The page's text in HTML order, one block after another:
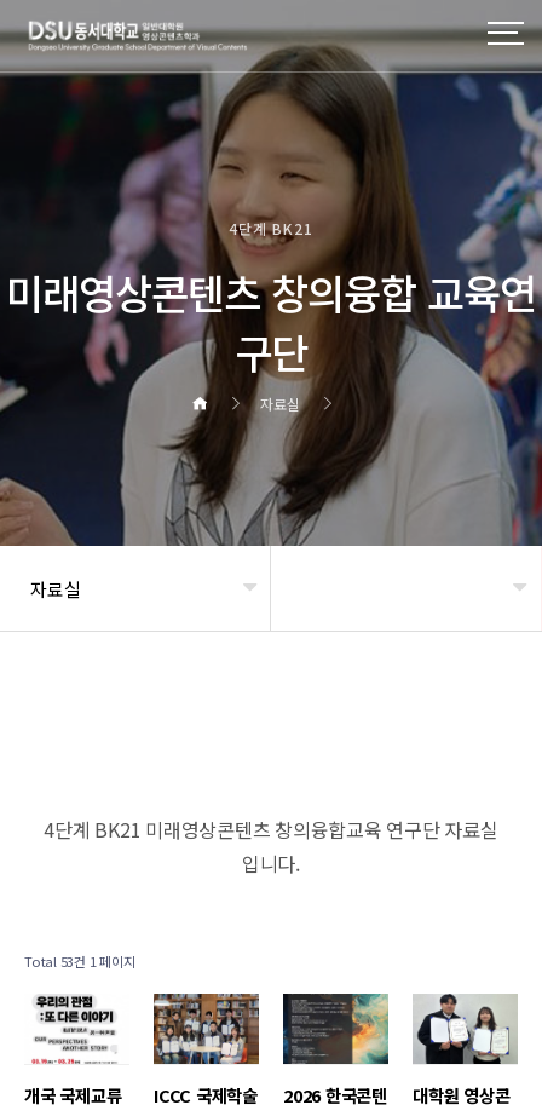
4단계 BK21
미래영상콘텐츠 창의융합 교육연
구단
자료실
자료실
4단계 BK21 미래영상콘텐츠 창의융합교육 연구단 자료실
입니다.
Total 53건 1 페이지
개국 국제교류
ICCC 국제학술
2026 한국콘텐
대학원 영상콘